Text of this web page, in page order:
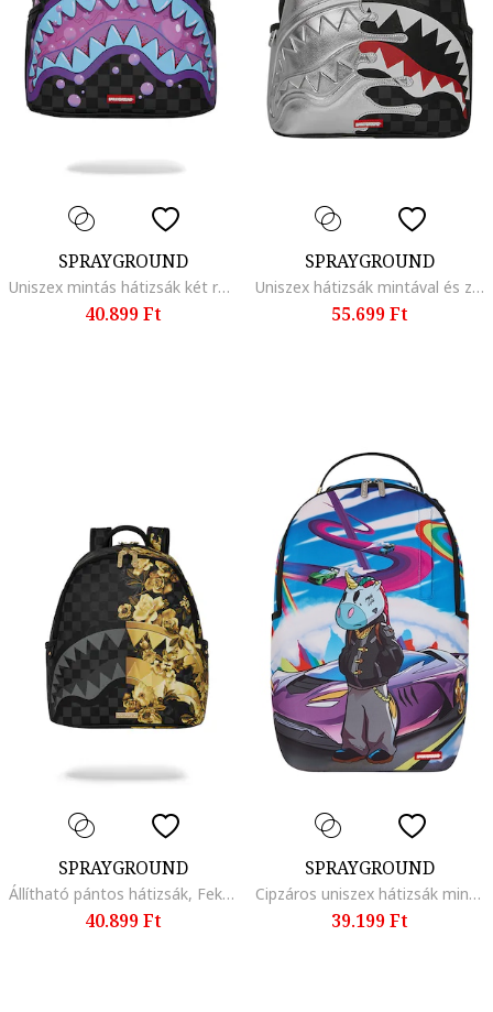
SPRAYGROUND
Uniszex mintás hátizsák két rekesszel, Fekete/Lila/Kék
40.899 Ft
SPRAYGROUND
Uniszex hátizsák mintával és zsebbel elöl, Fekete/Ezüstszín
55.699 Ft
SPRAYGROUND
Állítható pántos hátizsák, Fekete/Szürke/Sárga
40.899 Ft
SPRAYGROUND
Cipzáros uniszex hátizsák mintával, Lila/Törtfehér/Világoskék
39.199 Ft